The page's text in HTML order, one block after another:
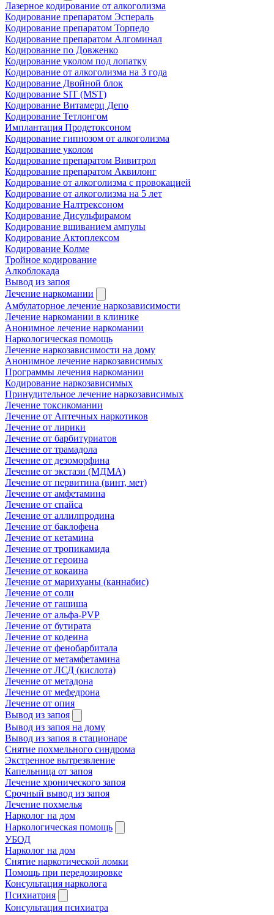
Лазерное кодирование от алкоголизма
Кодирование препаратом Эспераль
Кодирование препаратом Торпедо
Кодирование препаратом Алгоминал
Кодирование по Довженко
Кодирование уколом под лопатку
Кодирование от алкоголизма на 3 года
Кодирование Двойной блок
Кодирование SIT (MST)
Кодирование Витамерц Депо
Кодирование Тетлонгом
Имплантация Продетоксоном
Кодирование гипнозом от алкоголизма
Кодирование уколом
Кодирование препаратом Вивитрол
Кодирование препаратом Аквилонг
Кодирование от алкоголизма с провокацией
Кодирование от алкоголизма на 5 лет
Кодирование Налтрексоном
Кодирование Дисульфирамом
Кодирование вшиванием ампулы
Кодирование Актоплексом
Кодирование Колме
Тройное кодирование
Алкоблокада
Вывод из запоя
Лечение наркомании
Амбулаторное лечение наркозависимости
Лечение наркомании в клинике
Анонимное лечение наркомании
Наркологическая помощь
Лечение наркозависимости на дому
Анонимное лечение наркозависимых
Программы лечения наркомании
Кодирование наркозависимых
Принудительное лечение наркозависимых
Лечение токсикомании
Лечение от Аптечных наркотиков
Лечение от лирики
Лечение от барбитуриатов
Лечение от трамадола
Лечение от дезоморфина
Лечение от экстази (МДМА)
Лечение от первитина (винт, мет)
Лечение от амфетамина
Лечение от спайса
Лечение от аллилпродина
Лечение от баклофена
Лечение от кетамина
Лечение от тропикамида
Лечение от героина
Лечение от кокаина
Лечение от марихуаны (каннабис)
Лечение от соли
Лечение от гашиша
Лечение от альфа-PVP
Лечение от бутирата
Лечение от кодеина
Лечение от фенобарбитала
Лечение от метамфетамина
Лечение от ЛСД (кислота)
Лечение от метадона
Лечение от мефедрона
Лечение от опия
Вывод из запоя
Вывод из запоя на дому
Вывод из запоя в стационаре
Снятие похмельного синдрома
Экстренное вытрезвление
Капельница от запоя
Лечение хронического запоя
Срочный вывод из запоя
Лечение похмелья
Нарколог на дом
Наркологическая помощь
УБОД
Нарколог на дом
Снятие наркотической ломки
Помощь при передозировке
Консультация нарколога
Психиатрия
Консультация психиатра